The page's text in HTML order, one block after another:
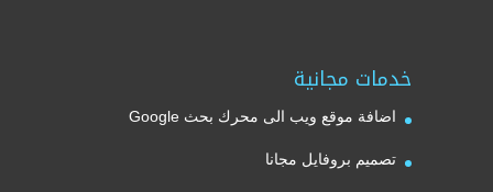
خدمات مجانية
اضافة موقع ويب الى محرك بحث Google
تصميم بروفايل مجانا